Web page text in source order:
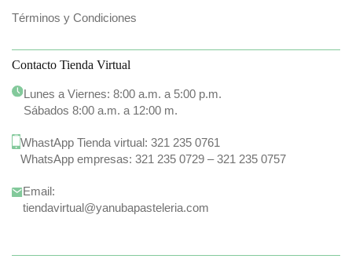
Términos y Condiciones
Contacto Tienda Virtual
Lunes a Viernes: 8:00 a.m. a 5:00 p.m.
Sábados 8:00 a.m. a 12:00 m.
WhastApp Tienda virtual: 321 235 0761
WhatsApp empresas: 321 235 0729–321 235 0757
Email:
tiendavirtual@yanubapasteleria.com